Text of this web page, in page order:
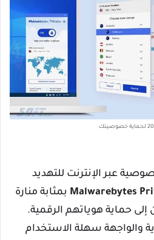
عبر الإنترنت للتهديد
Malwarebytes بمثابة منارة
حماية هوياتهم الرقمية.
والواجهة سهلة الاستخدام